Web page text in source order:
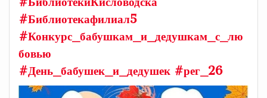
#Библиотекафилиал5
#Конкурс_бабушкам_и_дедушкам_с_лю
бовью
#День_бабушек_и_дедушек #рег_26